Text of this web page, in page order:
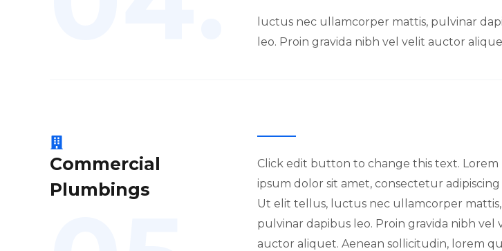
luctus nec ullamcorper mattis, pulvinar
leo. Proin gravida nibh vel velit auctor
Commercial
Plumbings
Click edit button to change this text. Lorem
ipsum dolor sit amet, consectetur adipiscing
Ut elit tellus, luctus nec ullamcorper mattis,
pulvinar dapibus leo. Proin gravida nibh vel
auctor aliquet. Aenean sollicitudin, lorem